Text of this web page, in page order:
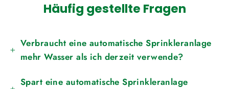
Häufig gestellte Fragen
Verbraucht eine automatische Sprinkleranlage
mehr Wasser als ich derzeit verwende?
Spart eine automatische Sprinkleranlage